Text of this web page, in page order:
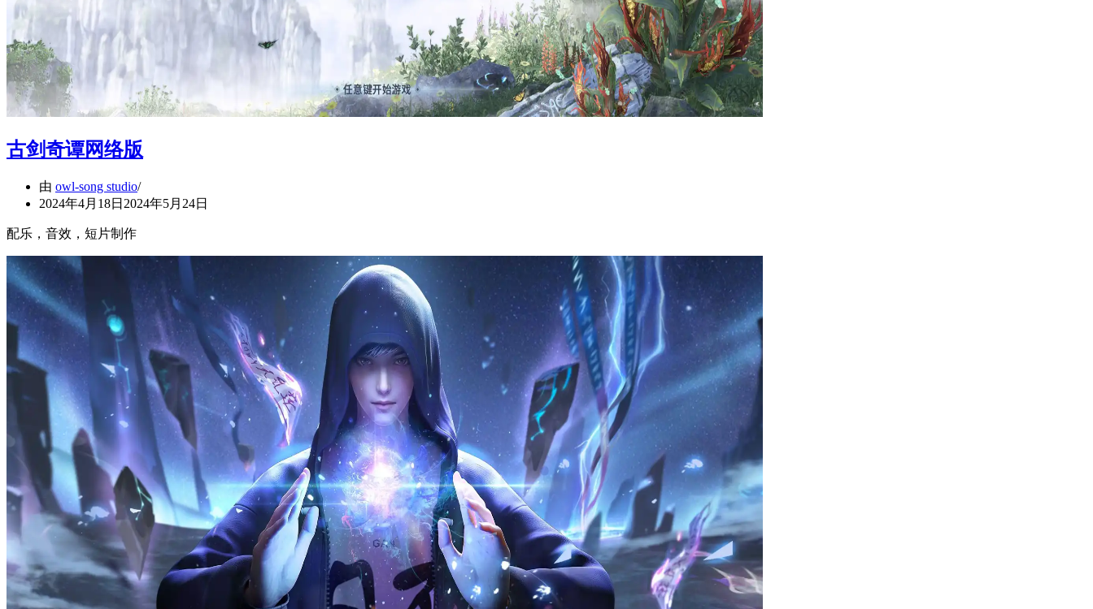
古剑奇谭网络版
由 owl-song studio
2024年4月18日 2024年5月24日
配乐，音效，短片制作